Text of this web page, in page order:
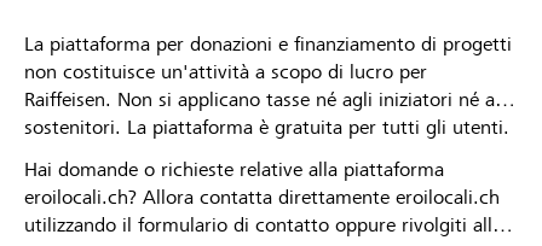
La piattaforma per donazioni e finanziamento di progetti
non costituisce un'attività a scopo di lucro per
Raiffeisen. Non si applicano tasse né agli iniziatori né ai
sostenitori. La piattaforma è gratuita per tutti gli utenti.
Hai domande o richieste relative alla piattaforma
eroilocali.ch? Allora contatta direttamente eroilocali.ch
utilizzando il formulario di contatto oppure rivolgiti alla